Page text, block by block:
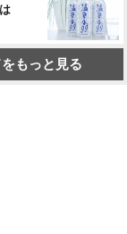
もっと見る